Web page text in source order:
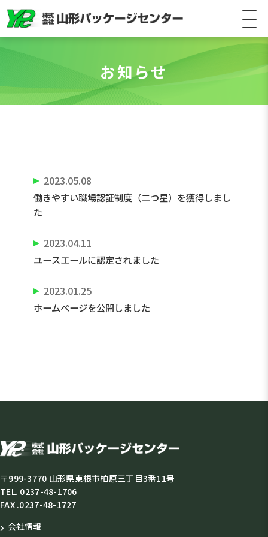
お知らせ
2023.05.08
働きやすい職場認証制度（二つ星）を獲得しまし
た
2023.04.11
ユースエールに認定されました
2023.01.25
ホームページを公開しました
〒999-3770 山形県東根市柏原三丁目3番11号
TEL. 0237-48-1706
FAX .0237-48-1727
会社情報